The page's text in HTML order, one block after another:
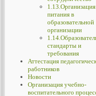
1.13.Организация
питания в
образовательной
организации
стандарты и
требования
Аттестация
работников
Новости
Организация учебно-
воспитательного